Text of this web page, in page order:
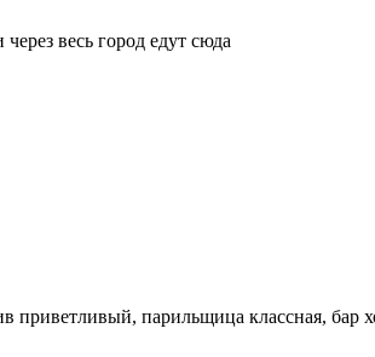
весь город едут сюда
приветливый, парильщица классная,